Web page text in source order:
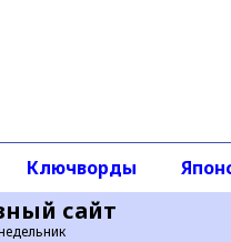
сайт
Ключворды